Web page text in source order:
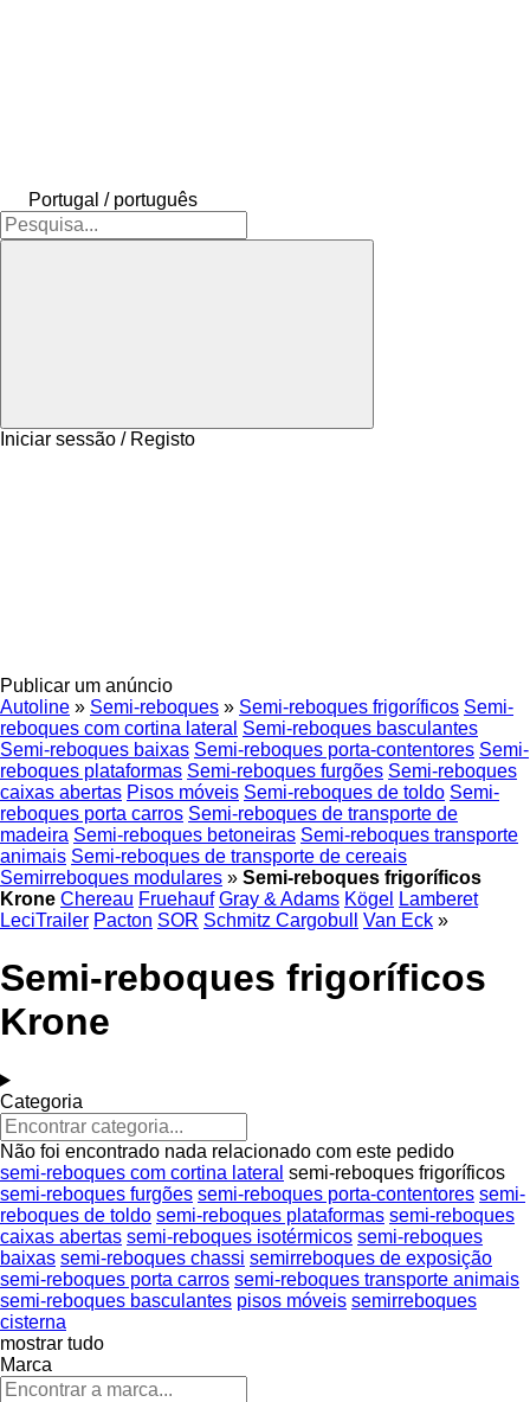
Portugal / português
Iniciar sessão / Registo
Publicar um anúncio
Autoline » Semi-reboques » Semi-reboques frigoríficos Semi-
reboques com cortina lateral Semi-reboques basculantes
Semi-reboques baixas Semi-reboques porta-contentores Semi-
reboques plataformas Semi-reboques furgões Semi-reboques
caixas abertas Pisos móveis Semi-reboques de toldo Semi-
reboques porta carros Semi-reboques de transporte de
madeira Semi-reboques betoneiras Semi-reboques transporte
animais Semi-reboques de transporte de cereais
Semirreboques modulares » Semi-reboques frigoríficos
Krone Chereau Fruehauf Gray & Adams Kögel
Lamberet
LeciTrailer Pacton SOR Schmitz Cargobull Van Eck »
Semi-reboques frigoríficos
Krone
Categoria
Não foi encontrado nada relacionado com este pedido
semi-reboques com cortina lateral semi-reboques frigoríficos
semi-reboques furgões semi-reboques porta-contentores semi-
reboques de toldo semi-reboques plataformas semi-reboques
caixas abertas semi-reboques isotérmicos semi-reboques
baixas semi-reboques chassi semirreboques de exposição
semi-reboques porta carros semi-reboques transporte animais
semi-reboques basculantes pisos móveis semirreboques
cisterna
mostrar tudo
Marca